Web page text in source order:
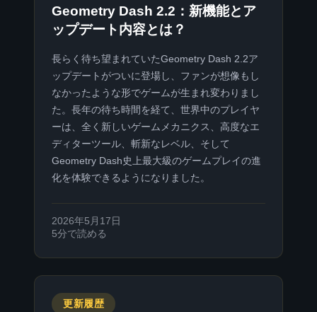
Geometry Dash 2.2：新機能とア
ップデート内容とは？
長らく待ち望まれていたGeometry Dash 2.2ア
ップデートがついに登場し、ファンが想像もし
なかったような形でゲームが生まれ変わりまし
た。長年の待ち時間を経て、世界中のプレイヤ
ーは、全く新しいゲームメカニクス、高度なエ
ディターツール、斬新なレベル、そして
Geometry Dash史上最大級のゲームプレイの進
化を体験できるようになりました。
2026年5月17日
5分で読める
更新履歴